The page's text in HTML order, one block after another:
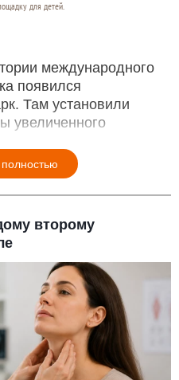
для детей.
международного
появился
Там установили
увеличенного
полностью
второму